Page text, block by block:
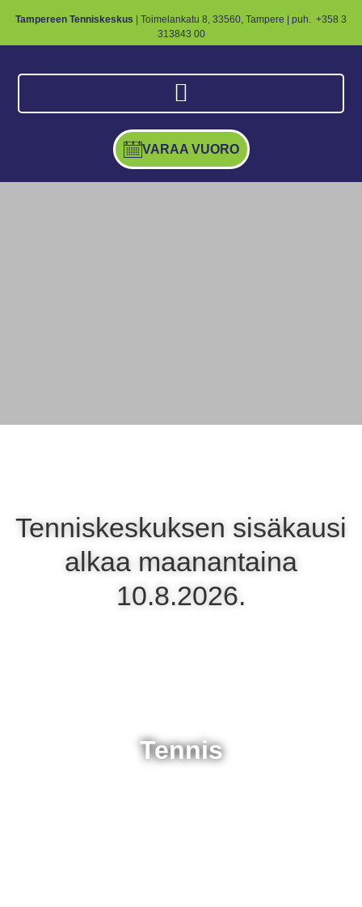
Tampereen Tenniskeskus | Toimelankatu 8, 33560, Tampere | puh. +358 3
313843 00
VARAA VUORO
30.5.2027
Tenniskeskuksen sisäkausi
alkaa maanantaina
10.8.2026.
Tennis